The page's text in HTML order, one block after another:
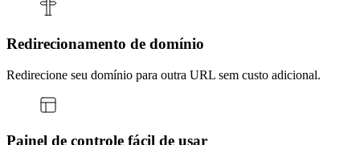
Redirecionamento de domínio
Redirecione seu domínio para outra URL sem custo adicional.
Painel de controle fácil de usar